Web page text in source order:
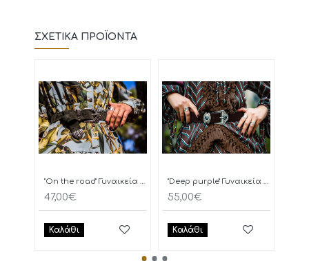
ΣΧΕΤΙΚΆ ΠΡΟΪΌΝΤΑ
"On the road" Γυναικεία Ζώνη
47,00€
Καλάθι
"Deep purple" Γυναικεία Ζώνη
55,00€
Καλάθι